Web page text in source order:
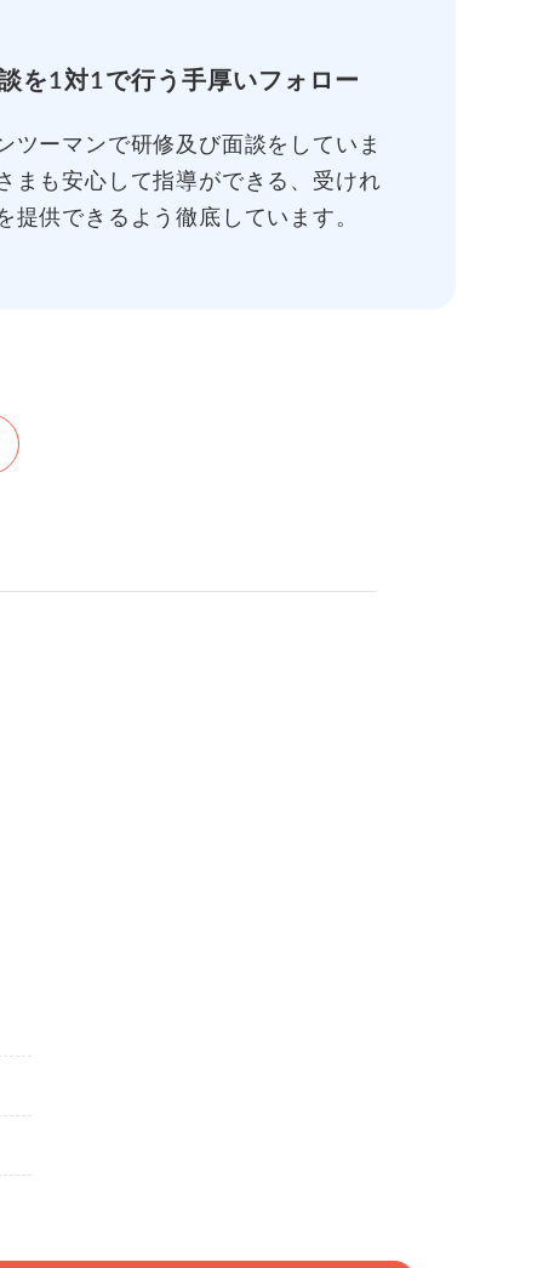
を1対1で行う手厚いフォロー
ツーマンで研修及び面談をしていま
まも安心して指導ができる、受けれ
提供できるよう徹底しています。